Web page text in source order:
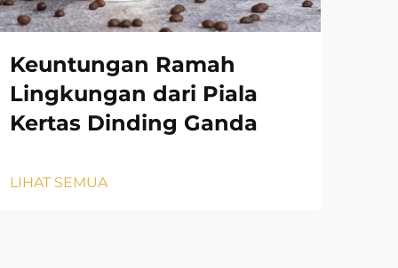
Keuntungan Ramah
Lingkungan dari Piala
Kertas Dinding Ganda
LIHAT SEMUA